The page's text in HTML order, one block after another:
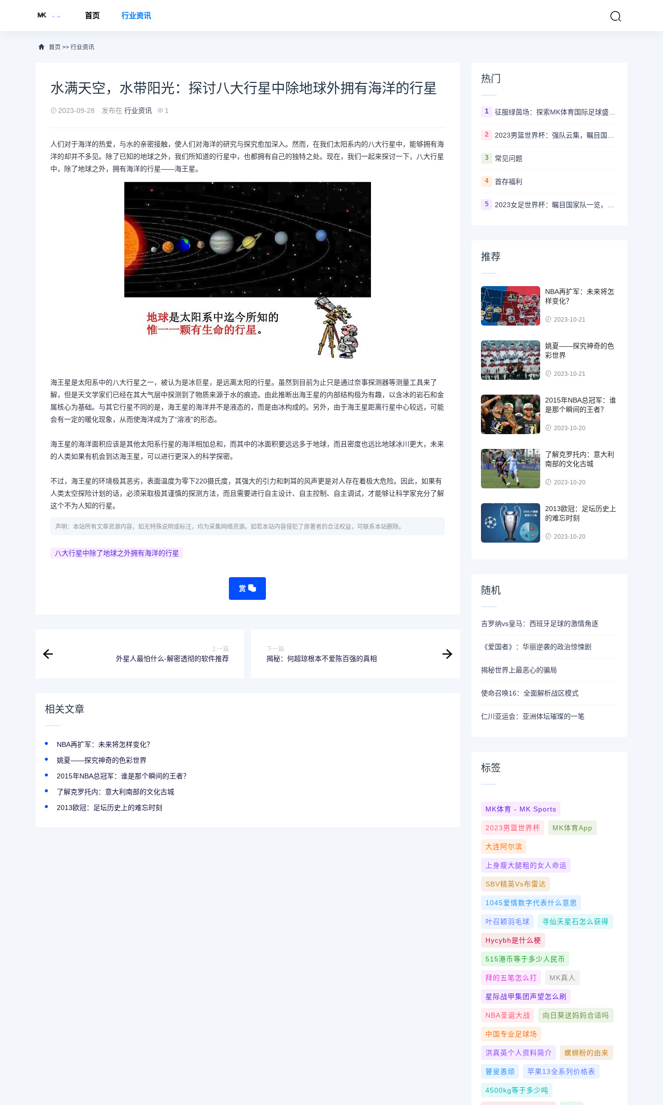
首页 行业资讯
首页 >> 行业资讯
水满天空，水带阳光：探讨八大行星中除地球外拥有海洋的行星
2023-09-28 发布在 行业资讯 1
人们对于海洋的热爱，与水的亲密接触，使人们对海洋的研究与探究愈加深入。然而，在我们太阳系内的八大行星中，能够拥有海
洋的却并不多见。除了已知的地球之外，我们所知道的行星中，也都拥有自己的独特之处。现在，我们一起来探讨一下，八大行星
中，除了地球之外，拥有海洋的行星——海王星。
海王星是太阳系中的八大行星之一，被认为是冰巨星，是远离太阳的行星。虽然到目前为止只是通过奈事探测器等测量工具来了
解，但是天文学家们已经在其大气层中探测到了物质来源于水的痕迹。由此推断出海王星的内部结构极为有趣，以含冰的岩石和金
属核心为基础。与其它行星不同的是，海王星的海洋并不是液态的，而是由冰构成的。另外，由于海王星距离行星中心较远，可能
会有一定的暖化现象，从而使海洋成为了“溶液”的形态。
海王星的海洋面积应该是其他太阳系行星的海洋相加总和，而其中的冰面积要远远多于地球，而且密度也远比地球冰川更大，未来
的人类如果有机会到达海王星，可以进行更深入的科学探密。
不过，海王星的环境极其恶劣，表面温度为零下220摄氏度，其强大的引力和刺耳的风声更是对人存在着极大危险。因此，如果有
人类太空探险计划的话，必须采取极其谨慎的探测方法，而且需要进行自主设计、自主控制、自主调试，才能够让科学家充分了解
这个不为人知的行星。
声明：本站所有文章资源内容，如无特殊说明或标注，均为采集网络资源。如若本站内容侵犯了原著者的合法权益，可联系本站删除。
八大行星中除了地球之外拥有海洋的行星
赏
上一篇
外星人最怕什么-解密透彻的软件推荐
下一篇
揭秘：何超琼根本不爱陈百强的真相
相关文章
NBA再扩军：未来将怎样变化？
姚夏——探究神奇的色彩世界
2015年NBA总冠军：谁是那个瞬间的王者？
了解克罗托内：意大利南部的文化古城
2013欧冠：足坛历史上的难忘时刻
热门
1 征服绿茵场：探索MK体育国际足球盛事的辉煌传奇
2
3 常见问题
4 首存福利
5
推荐
NBA再扩军：未来将怎
样变化？
2023-10-21
姚夏——探究神奇的色
彩世界
2023-10-21
2015年NBA总冠军：谁
是那个瞬间的王者？
2023-10-20
了解克罗托内：意大利
南部的文化古城
2023-10-20
2013欧冠：足坛历史上
的难忘时刻
2023-10-20
随机
吉罗纳vs皇马：西班牙足球的激情角逐
《爱国者》：华丽逆袭的政治惊悚剧
揭秘世界上最恶心的骗局
使命召唤16：全面解析战区模式
仁川亚运会：亚洲体坛璀璨的一笔
标签
MK体育 - MK Sports
2023男篮世界杯 MK体育App
大连阿尔滨
上身瘦大腿粗的女人命运
SBV精英vs布雷达
1045爱情数字代表什么意思
叶召颖羽毛球 寻仙天星石怎么获得
Hycybh是什么梗
515港币等于多少人民币
拜的五笔怎么打 MK真人
星际战甲集团声望怎么刷
NBA圣诞大战 向日葵送妈妈合适吗
中国专业足球场
洪真英个人资料简介 螺蛳粉的由来
瞽叟愚顽 苹果13全系列价格表
4500kg等于多少吨